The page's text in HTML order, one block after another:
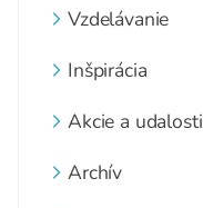
Vzdelávanie
Inšpirácia
Akcie a udalosti
Archív